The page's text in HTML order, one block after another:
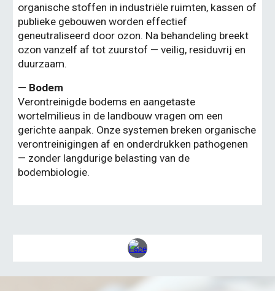
organische stoffen in industriële ruimten, kassen of
publieke gebouwen worden effectief
geneutraliseerd door ozon. Na behandeling breekt
ozon vanzelf af tot zuurstof — veilig, residuvrij en
duurzaam.
— Bodem
Verontreinigde bodems en aangetaste
wortelmilieus in de landbouw vragen om een
gerichte aanpak. Onze systemen breken organische
verontreinigingen af en onderdrukken pathogenen
— zonder langdurige belasting van de
bodembiologie.